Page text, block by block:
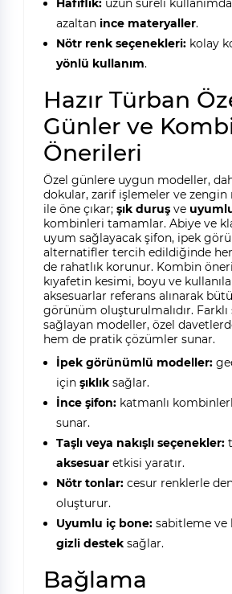
Hafiflik:uzun süreli
azaltan ince materyaller.
Nötr renk seçenekleri:kolay
yönlü kullanım.
Hazır Türban
Günler ve
Önerileri
Özel günlere uygun modeller,
dokular, zarif işlemeler ve zengin
ile öne çıkar; şık duruşve
kombinleri tamamlar. Abiye ve
uyum sağlayacak şifon, ipek
alternatifler tercih edildiğinde
de rahatlık korunur. Kombin
kıyafetin kesimi, boyu ve
aksesuarlar referans alınarak
görünüm oluşturulmalıdır.
sağlayan modeller, özel
hem de pratik çözümler sunar.
İpek görünümlü modeller:
için şıklıksağlar.
İnce şifon:katmanlı
sunar.
Taşlı veya nakışlı seçenekler:
aksesuaretkisi yaratır.
Nötr tonlar:cesur renklerle
oluşturur.
Uyumlu iç bone:sabitleme ve
gizli desteksağlar.
Bağlama